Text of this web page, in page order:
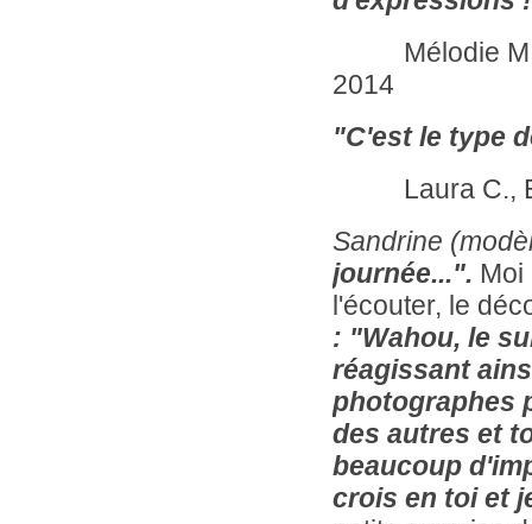
Mélodie M.,
2014
"C'est le type
Laura C.,
Sandrine
journée...". Moi
l'écouter, le
: "Wahou, le
réagissant
photographes
des autres et
beaucoup
crois en toi et